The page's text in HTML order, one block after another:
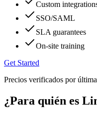
Custom
SSO/SAML
SLA guarantees
On-site training
Get Started
Precios verificados por
¿Para quién es